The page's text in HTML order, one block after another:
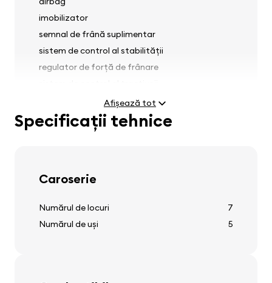
imobilizator
semnal de frână suplimentar
sistem de control al stabilității
regulator de forță de frânare
strângători pentru centurile de siguranță pe
scaunele din față
Faruri
faruri antineblină
reglaj faruri
Afișează tot
Specificații tehnice
Caroserie
Numărul de locuri
7
Numărul de uși
5